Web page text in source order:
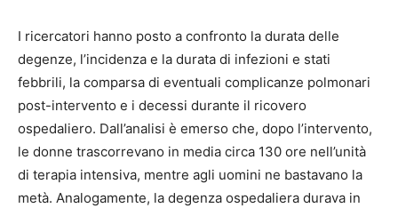
I ricercatori hanno posto a confronto la durata delle
degenze, l’incidenza e la durata di infezioni e stati
febbrili, la comparsa di eventuali complicanze polmonari
post-intervento e i decessi durante il ricovero
ospedaliero. Dall’analisi è emerso che, dopo l’intervento,
le donne trascorrevano in media circa 130 ore nell’unità
di terapia intensiva, mentre agli uomini ne bastavano la
metà. Analogamente, la degenza ospedaliera durava in